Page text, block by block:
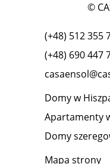
©
(+48) 512 355
(+48) 690 447
Domy w
Apartamenty
Domy
Mapa strony